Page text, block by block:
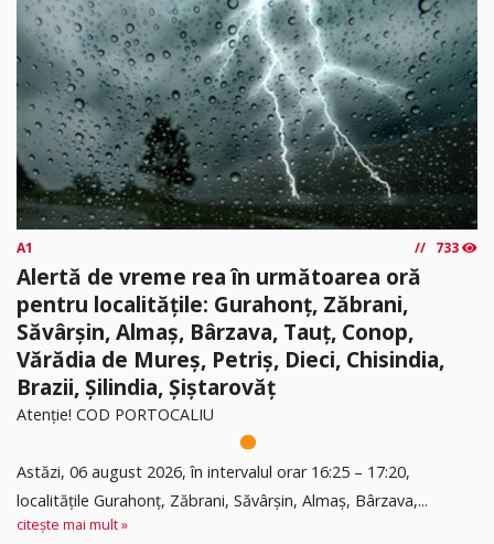
A1 733
Alertă de vreme rea în următoarea oră
pentru localitățile: Gurahonț, Zăbrani,
Săvârșin, Almaș, Bârzava, Tauț, Conop,
Vărădia de Mureș, Petriș, Dieci, Chisindia,
Brazii, Șilindia, Șiștarovăț
Atenție! COD PORTOCALIU
Astăzi, 06 august 2026, în intervalul orar 16:25 – 17:20,
localitățile Gurahonț, Zăbrani, Săvârșin, Almaș, Bârzava,...
citește mai mult »